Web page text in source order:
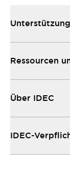
Unterstützung
Ressourcen
Über IDEC
IDEC-